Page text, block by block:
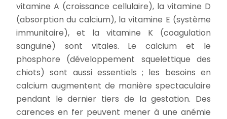
vitamine A (croissance cellulaire), la vitamine D
(absorption du calcium), la vitamine E (système
immunitaire), et la vitamine K (coagulation
sanguine) sont vitales. Le calcium et le
phosphore (développement squelettique des
chiots) sont aussi essentiels ; les besoins en
calcium augmentent de manière spectaculaire
pendant le dernier tiers de la gestation. Des
carences en fer peuvent mener à une anémie